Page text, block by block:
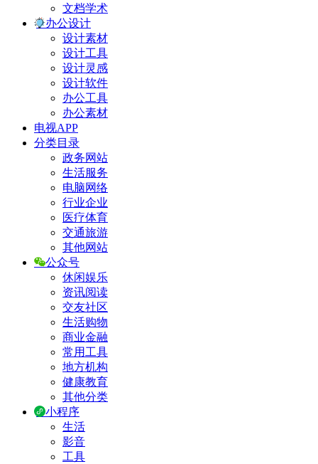
文档学术
办公设计
设计素材
设计工具
设计灵感
设计软件
办公工具
办公素材
电视APP
分类目录
政务网站
生活服务
电脑网络
行业企业
医疗体育
交通旅游
其他网站
公众号
休闲娱乐
资讯阅读
交友社区
生活购物
商业金融
常用工具
地方机构
健康教育
其他分类
小程序
生活
影音
工具